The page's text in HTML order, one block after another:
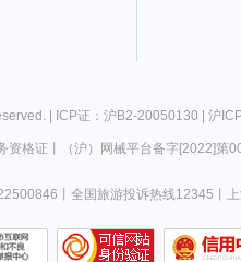
| ICP证：沪B2-20050130 | 沪
资格证 （沪）网械平台备字[2022]第
全国旅游投诉热线12345